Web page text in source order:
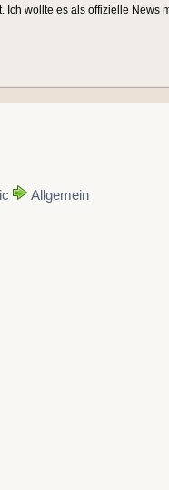
Ich wollte es als offizielle News
Allgemein